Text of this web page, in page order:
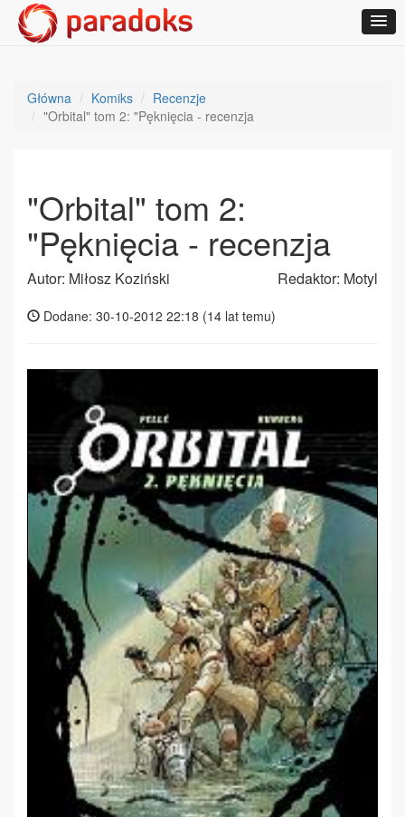
Główna Komiks
Recenzje
"Orbital" tom 2: "Pęknięcia - recenzja
"Orbital" tom 2:
"Pęknięcia - recenzja
Autor: Miłosz Koziński Redaktor: Motyl
Dodane: 30-10-2012 22:18 (14 lat temu)